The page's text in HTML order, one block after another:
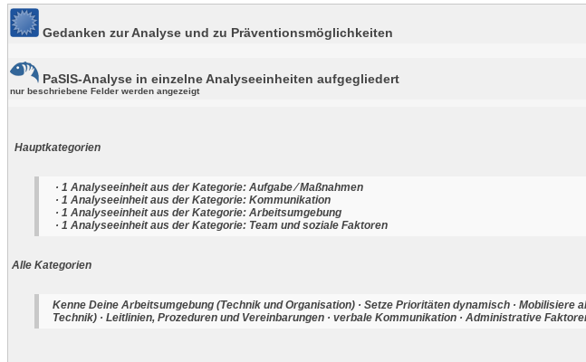
Gedanken zur Analyse und zu Präventionsmöglichkeiten
PaSIS-Analyse in einzelne Analyseeinheiten aufgegliedert
nur beschriebene Felder werden angezeigt
Hauptkategorien
· 1 Analyseeinheit aus der Kategorie: Aufgabe ⁄ Maßnahmen
· 1 Analyseeinheit aus der Kategorie: Kommunikation
· 1 Analyseeinheit aus der Kategorie: Arbeitsumgebung
· 1 Analyseeinheit aus der Kategorie: Team und soziale Faktoren
Alle Kategorien
Kenne Deine Arbeitsumgebung (Technik und Organisation) · Setze Prioritäten dynamisch · Mobilisiere
Technik) · Leitlinien, Prozeduren und Vereinbarungen · verbale Kommunikation · Administrative